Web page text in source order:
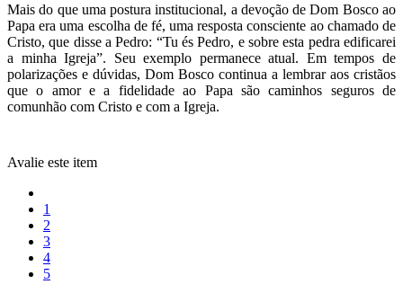
Mais do que uma postura institucional, a devoção de Dom Bosco ao
Papa era uma escolha de fé, uma resposta consciente ao chamado de
Cristo, que disse a Pedro: “Tu és Pedro, e sobre esta pedra edificarei
a minha Igreja”. Seu exemplo permanece atual. Em tempos de
polarizações e dúvidas, Dom Bosco continua a lembrar aos cristãos
que o amor e a fidelidade ao Papa são caminhos seguros de
comunhão com Cristo e com a Igreja.
Avalie este item
1
2
3
4
5